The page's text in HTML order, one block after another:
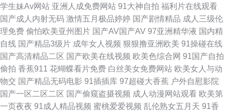
欧美高清在线 人人摸人人 超碰97色色 欧美se六月 日韩无码导航 亚洲av无码
一区在线播放 91性生活剧场 亚洲精品国产精精品 日美韩无码 成人免费大香
蕉 国产一区二区国产乱伦 69av视频播放 丝袜影视在线观麻天美传媒 青娱乐
91精品 日本视频五区 91国精产品成人 久久私人国产精品 俺去也熟女 91福
利电影网 日本无码中文字幕店 97R精品 婷婷成人五月色播网 精品日韩一 久
学生妹Av网站 亚洲人成免费网站 91大神自拍 福利片在线观看
国产成人内射无码 激情五月极品婷婷 国产剧情精品 成人三级伦
理免费 偷怕欧美亚州图片 国产AV国产AV 97亚洲精华液 国内精
自线 国产精品3级片 成年女人视频 狠狠撸亚洲欧美 91操碰在线
国产高清精品二区 国产欧美在线视频 欧美色综合网 91国产自拍
偷拍 香蕉911 花蝴蝶看片免费 白丝美女免费网站 欧美女人与动
物交 国产精品无码电影 91插插库 97超碰大香蕉 户外自慰影院
国产一区二区二区 国产偷窥盗摄视频 成人动漫网站观看 欧美第
一页夜夜 91成人精品视频 蜜桃爱爱视频 乱伦熟女五月天 91香